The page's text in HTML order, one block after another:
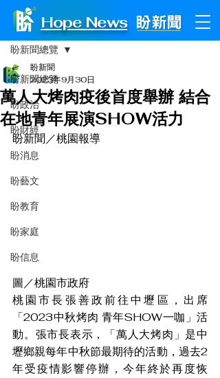
Hope News
文章
盼新聞總覽
盼政治
盼財經
盼消息
盼藝文
盼教育
盼家庭
盼信息
盼新聞總覽
萬人大烤肉疫後首度舉辦 結合
在地青年展演SHOW活力
盼新聞
2023年9月30日
盼新聞／桃園報導
圖／桃園市政府
桃園市長張善政前往中壢區，出席
「2023中秋烤肉 青年SHOW一咖」活
動。張市長表示，「萬人大烤肉」是中
壢鄉親每年中秋節最期待的活動，過去2
年受疫情影響停辦，今年終於再度恢